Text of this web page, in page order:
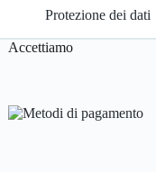
Protezione dei dati
Accettiamo